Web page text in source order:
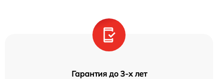
Гарантия до 3-х лет